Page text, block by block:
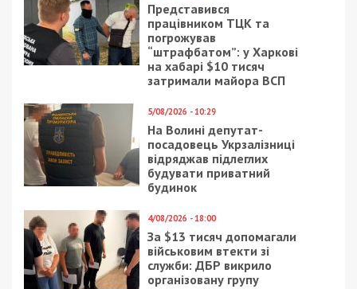
Представився
працівником ТЦК та
погрожував
“штрафбатом”: у Харкові
на хабарі $10 тисяч
затримали майора ВСП
5/08/2026 - 10:29
На Волині депутат-
посадовець Укрзалізниці
відряджав підлеглих
будувати приватний
будинок
4/08/2026 - 18:00
За $13 тисяч допомагали
військовим втекти зі
служби: ДБР викрило
організовану групу